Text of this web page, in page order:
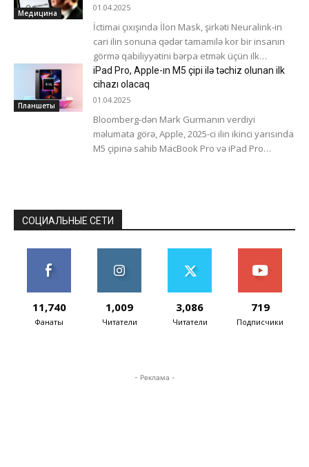
Медицина
01.04.2025
İctimai çıxışında İlon Mask, şirkəti Neuralink-in
cari ilin sonuna qədər tamamilə kor bir insanın
görmə qabiliyyətini bərpa etmək üçün ilk
əməliyyatı həyata keçirməyi planlaşdırdığını...
Планшеты
iPad Pro, Apple-ın M5 çipi ilə təchiz olunan ilk
cihazı olacaq
01.04.2025
Bloomberg-dən Mark Gurmanın verdiyi
məlumata görə, Apple, 2025-ci ilin ikinci yarısında
M5 çipinə sahib MacBook Pro və iPad Pro
СОЦИАЛЬНЫЕ СЕТИ
11,740
Фанаты
1,009
Читатели
3,086
Читатели
719
Подписчики
- Реклама -